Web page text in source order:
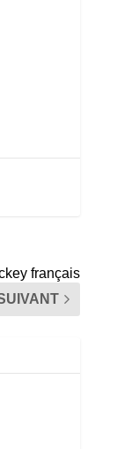
français